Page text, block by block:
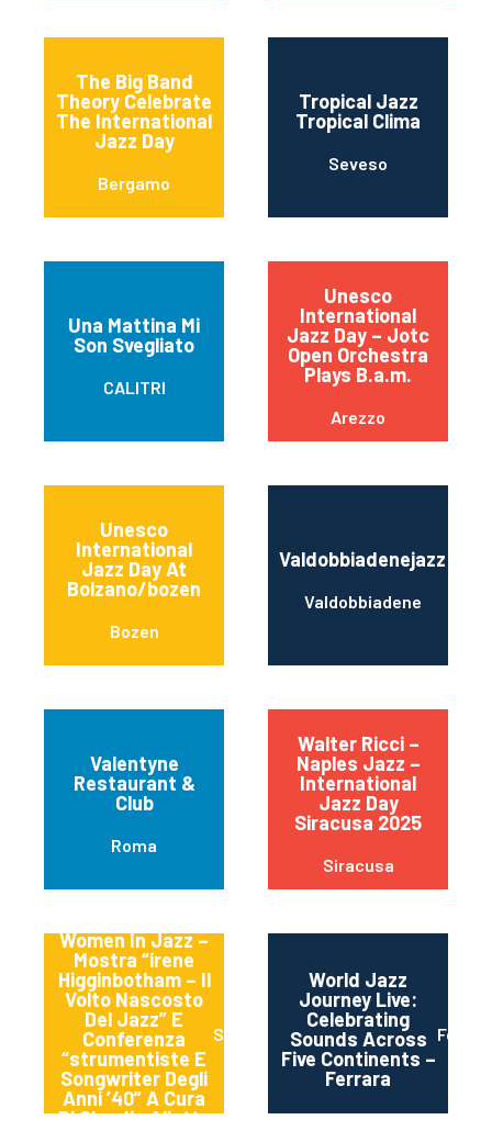
The Big Band
Theory Celebrate
The International
Jazz Day
Bergamo
Tropical Jazz
Tropical Clima
Seveso
Una Mattina Mi
Son Svegliato
CALITRI
Unesco
International
Jazz Day – Jotc
Open Orchestra
Plays B.a.m.
Arezzo
Unesco
International
Jazz Day At
Bolzano/bozen
Bozen
Valdobbiadenejazz
Valdobbiadene
Valentyne
Restaurant &
Club
Roma
Walter Ricci –
Naples Jazz –
International
Jazz Day
Siracusa 2025
Siracusa
Women In Jazz –
Mostra “irene
Higginbotham – Il
Volto Nascosto
Del Jazz” E
Conferenza
“strumentiste E
Songwriter Degli
Anni ’40” A Cura
Di Claudia Aliotta
Spoleto
World Jazz
Journey Live:
Celebrating
Sounds Across
Five Continents –
Ferrara